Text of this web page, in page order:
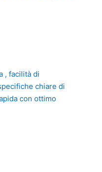
, facilità di
chiare di
con ottimo